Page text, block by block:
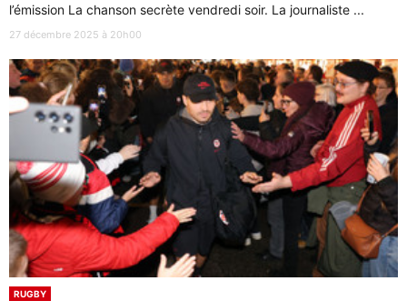
l’émission La chanson secrète vendredi soir. La journaliste ...
27 décembre 2025 à 20h00
RUGBY